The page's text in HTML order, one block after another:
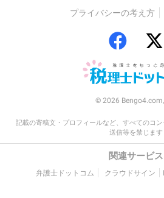
プライバシーの考え方
© 2026 Bengo4.com,
記載の寄稿文・プロフィールなど、すべてのコ
送信等を禁じます
関連サービス
弁護士ドットコム クラウドサイン